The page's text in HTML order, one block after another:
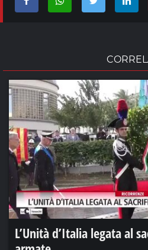
L’Unità d’Italia legata al